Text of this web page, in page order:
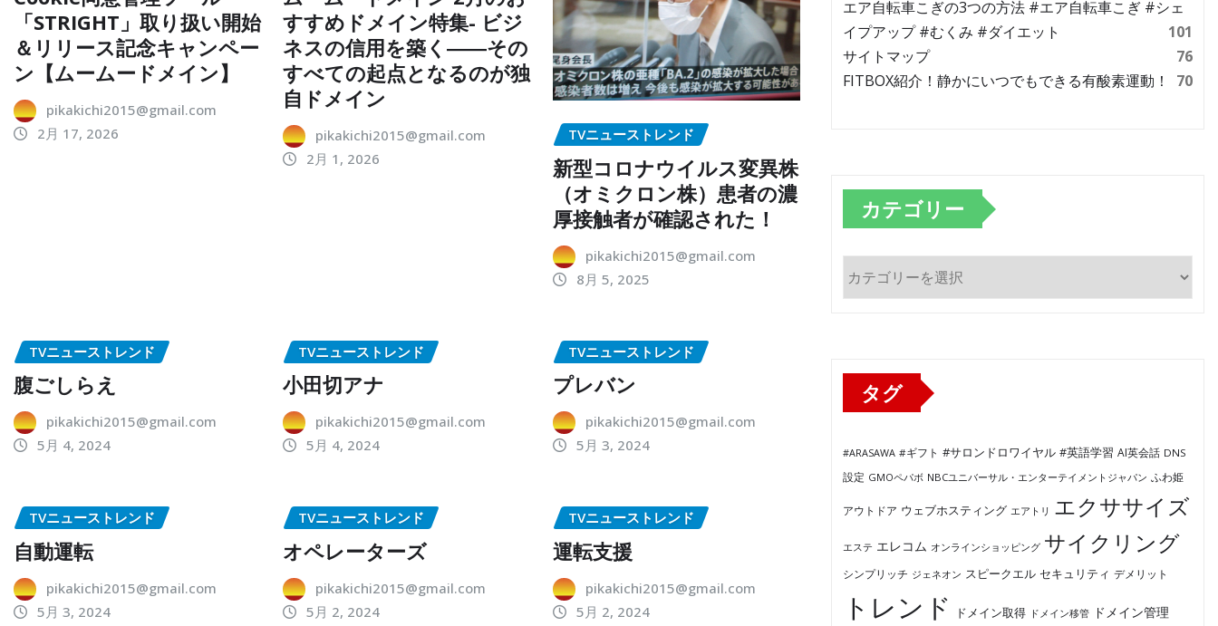
「STRIGHT」取り扱い開始
＆リリース記念キャンペー
ン【ムームードメイン】
pikakichi2015@gmail.com
2月 17, 2026
すすめドメイン特集- ビジ
ネスの信用を築く――その
すべての起点となるのが独
自ドメイン
pikakichi2015@gmail.com
2月 1, 2026
TVニューストレンド
新型コロナウイルス変異株
（オミクロン株）患者の濃
厚接触者が確認された！
pikakichi2015@gmail.com
8月 5, 2025
TVニューストレンド
腹ごしらえ
pikakichi2015@gmail.com
5月 4, 2024
TVニューストレンド
小田切アナ
pikakichi2015@gmail.com
5月 4, 2024
TVニューストレンド
プレバン
pikakichi2015@gmail.com
5月 3, 2024
TVニューストレンド
自動運転
pikakichi2015@gmail.com
5月 3, 2024
TVニューストレンド
オペレーターズ
pikakichi2015@gmail.com
5月 2, 2024
TVニューストレンド
運転支援
pikakichi2015@gmail.com
5月 2, 2024
エア自転車こぎの3つの方法 #エア自転車こぎ #シェ
イプアップ #むくみ #ダイエット
101
サイトマップ
76
FITBOX紹介！静かにいつでもできる有酸素運動！
70
カテゴリー
テ
タグ
#ARASAWA #ギフト #サロンドロワイヤル #英語学習 AI英会話 DNS
設定 GMOペパボ NBCユニバーサル・エンターテイメントジャパン ふわ姫
アウトドア ウェブホスティング エアトリ エクササイズ
エステ エレコム オンラインショッピング サイクリング
シンプリッチ ジェネオン スピークエル セキュリティ デメリット
トレンド ドメイン取得 ドメイン移管 ドメイン管理